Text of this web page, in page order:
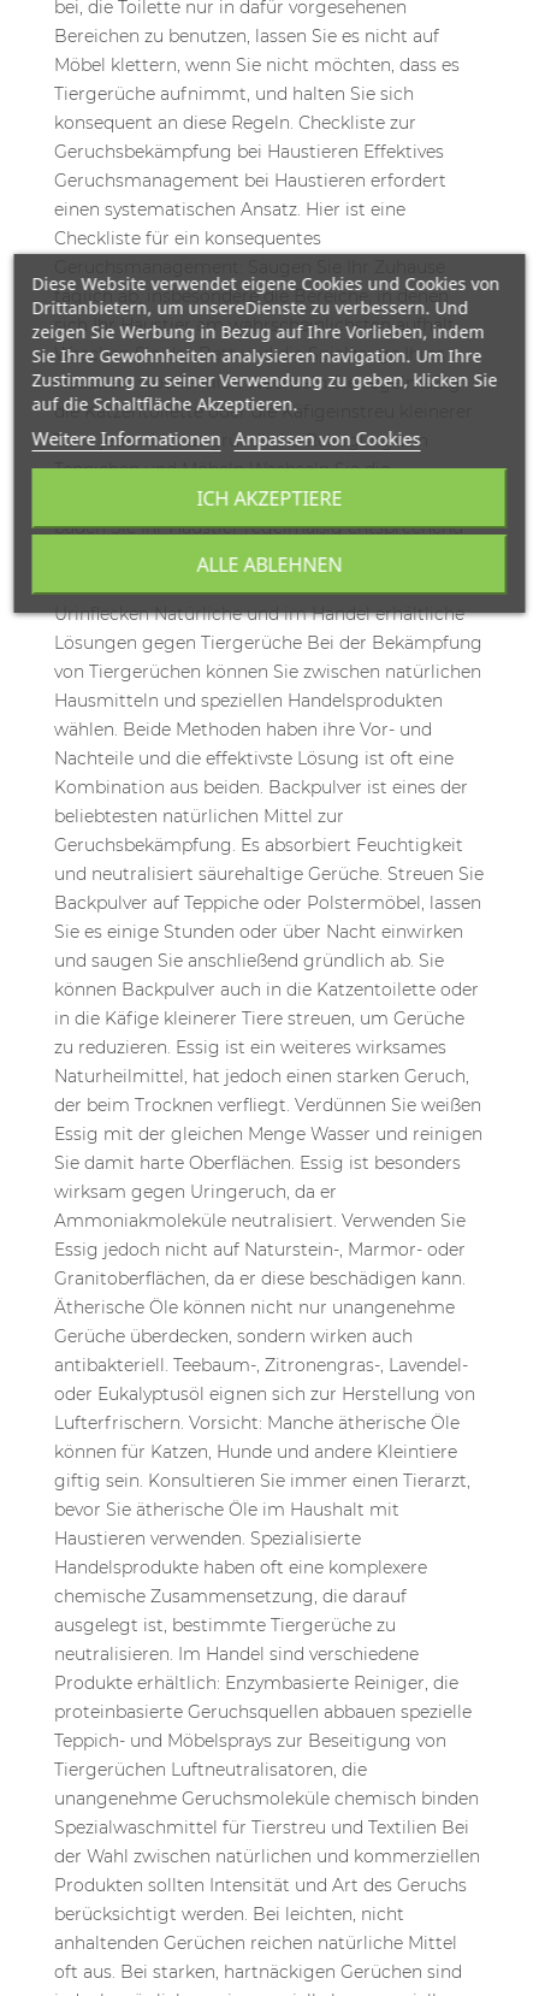
Diese Website verwendet eigene Cookies und Cookies von
Drittanbietern, um unsereDienste zu verbessern. Und
zeigen Sie Werbung in Bezug auf Ihre Vorlieben, indem
Sie Ihre Gewohnheiten analysieren navigation. Um Ihre
Zustimmung zu seiner Verwendung zu geben, klicken Sie
auf die Schaltfläche Akzeptieren.
Weitere Informationen Anpassen von Cookies
ALLE ABLEHNEN
ICH AKZEPTIERE